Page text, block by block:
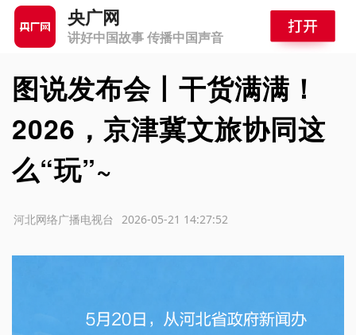
央广网
讲好中国故事 传播中国声音
图说发布会丨干货满满！
2026，京津冀文旅协同这
么“玩”~
2026-05-21 14:27:52
河北网络广播电视台